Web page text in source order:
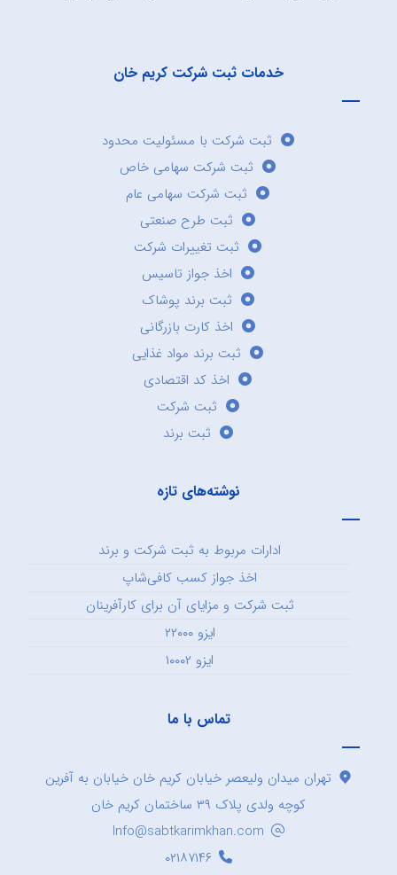
خدمات ثبت شرکت کریم خان
ثبت شرکت با مسئولیت محدود
ثبت شرکت سهامی خاص
ثبت شرکت سهامی عام
ثبت طرح صنعتی
ثبت تغییرات شرکت
اخذ جواز تاسیس
ثبت برند پوشاک
اخذ کارت بازرگانی
ثبت برند مواد غذایی
اخذ کد اقتصادی
ثبت شرکت
ثبت برند
نوشته‌های تازه
ادارات مربوط به ثبت شرکت و برند
اخذ جواز کسب کافی‌شاپ
ثبت شرکت و مزایای آن برای کارآفرینان
ایزو ۲۲۰۰۰
ایزو ۱۰۰۰۲
تماس با ما
تهران میدان ولیعصر خیابان کریم خان خیابان به آفرین
کوچه ولدی پلاک ۳۹ ساختمان کریم خان
Info@sabtkarimkhan.com
۰۲۱۸۷۱۴۶